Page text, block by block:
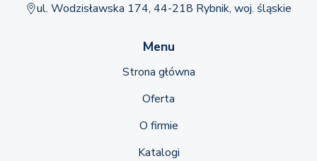
ul. Wodzisławska 174, 44-218 Rybnik, woj. śląskie
Menu
Strona główna
Oferta
O firmie
Katalogi